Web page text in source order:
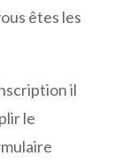
êtes les
il
le